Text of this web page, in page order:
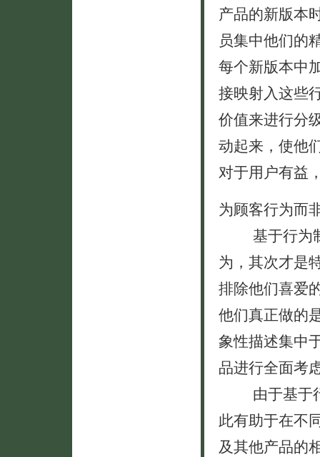
产品的新版本
员集中他们的
每个新版本中
接映射入这些
价值来进行分
动起来，使他
对于用户有益
为顾客行为而
基于行为制
为，其次才是
排除他们喜爱
他们真正做的
象性描述集中
品进行全面考
由于基于行
此有助于在不
及其他产品的